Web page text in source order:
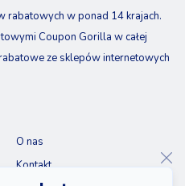
rabatowych w ponad 14 krajach.
Coupon Gorilla w całej
ze sklepów internetowych
O nas
Kontakt